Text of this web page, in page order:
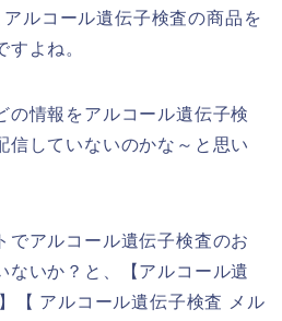
ルコール遺伝子検査の商品を
よね。
の情報をアルコール遺伝子検
信していないのかな～と思い
でアルコール遺伝子検査のお
ないか？と、【アルコール遺
【 アルコール遺伝子検査 メル